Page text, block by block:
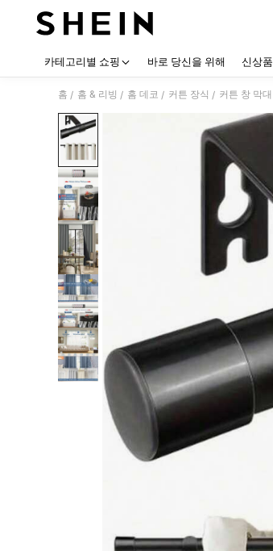
카테고리별 쇼핑 바로 당신을 위해 신상품
홈 / 홈 & 리빙 / 홈 데코 / 커튼 장식 / 커튼 창 막대